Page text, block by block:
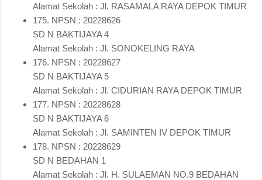
Alamat Sekolah : Jl. RASAMALA RAYA DEPOK TIMUR
175. NPSN : 20228626
SD N BAKTIJAYA 4
Alamat Sekolah : Jl. SONOKELING RAYA
176. NPSN : 20228627
SD N BAKTIJAYA 5
Alamat Sekolah : Jl. CIDURIAN RAYA DEPOK TIMUR
177. NPSN : 20228628
SD N BAKTIJAYA 6
Alamat Sekolah : Jl. SAMINTEN IV DEPOK TIMUR
178. NPSN : 20228629
SD N BEDAHAN 1
Alamat Sekolah : Jl. H. SULAEMAN NO.9 BEDAHAN